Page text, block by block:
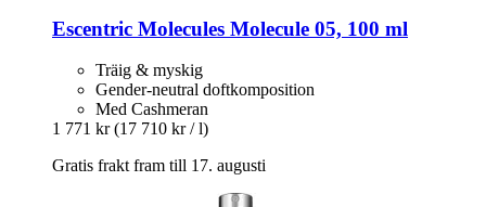
Escentric Molecules Molecule 05, 100 ml
Träig & myskig
Gender-neutral doftkomposition
Med Cashmeran
1 771 kr (17 710 kr / l)
Gratis frakt fram till 17. augusti